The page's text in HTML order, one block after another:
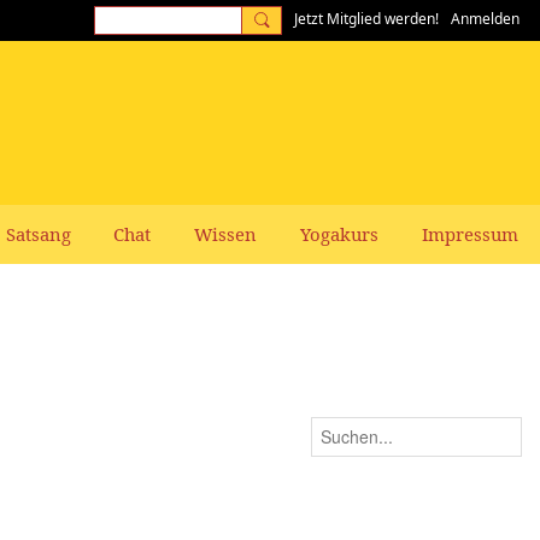
Jetzt Mitglied werden! Anmelden
Satsang Chat Wissen Yogakurs Impressum